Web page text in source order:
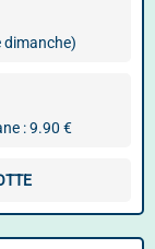
dimanche)
: 9.90 €